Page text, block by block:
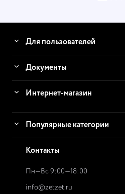
Для пользователей
Документы
Интернет-магазин
Популярные категории
Контакты
Пн—Вс 9:00—18:00
info@zetzet.ru